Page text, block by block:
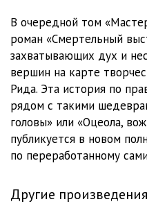
Glava_16
Glava_17
Glava_18
Glava_19
Glava_20
Glava_22
В очередной том
роман «Смертельный
захватывающих дух и
вершин на карте
Рида. Эта история по
рядом с такими
головы» или «Оцеола,
публикуется в новом
по переработанному
Другие